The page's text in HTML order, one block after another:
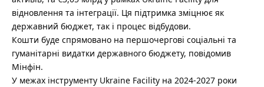
відновлення та інтеграції. Ця підтримка зміцнює як
державний бюджет, так і процес відбудови.
Кошти буде спрямовано на першочергові соціальні та
гуманітарні видатки державного бюджету, повідомив
Мінфін.
У межах інструменту Ukraine Facility на 2024-2027 роки